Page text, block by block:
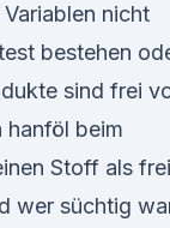
nicht
bestehen
sind frei
hanföl beim
Stoff als frei
wer süchtig